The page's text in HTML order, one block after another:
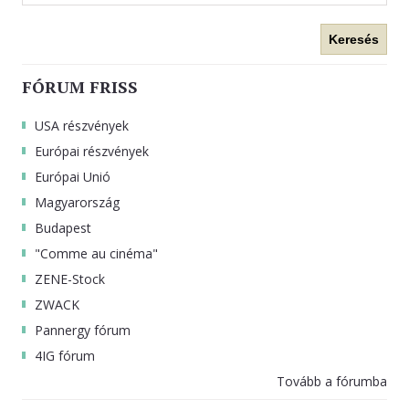
Keresés
FÓRUM FRISS
USA részvények
Európai részvények
Európai Unió
Magyarország
Budapest
"Comme au cinéma"
ZENE-Stock
ZWACK
Pannergy fórum
4IG fórum
Tovább a fórumba